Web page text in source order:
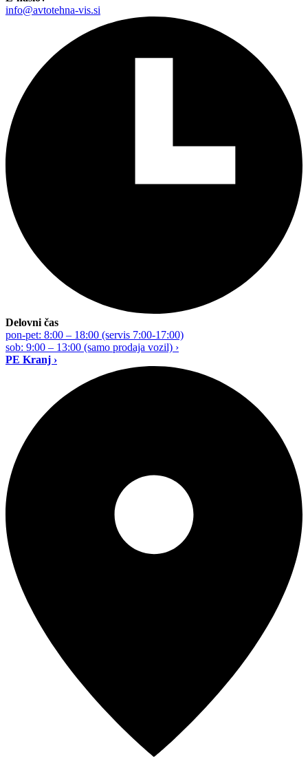
info@avtotehna-vis.si
Delovni čas
pon-pet: 8:00 – 18:00 (servis 7:00-17:00)
sob: 9:00 – 13:00 (samo prodaja vozil) ›
PE Kranj ›